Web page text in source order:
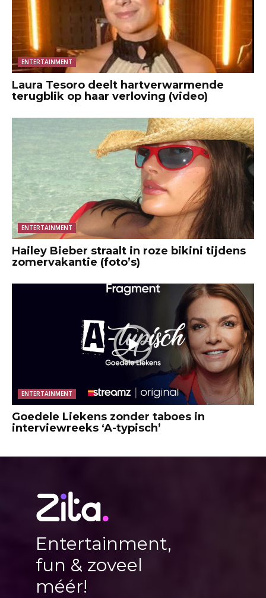
ENTERTAINMENT
Laura Tesoro deelt hartverwarmende
terugblik op haar verloving (video)
ENTERTAINMENT
Hailey Bieber straalt in roze bikini tijdens
zomervakantie (foto’s)
ENTERTAINMENT
Goedele Liekens zonder taboes in
interviewreeks ‘A-typisch’
Entertainment,
fun & zoveel
méér!